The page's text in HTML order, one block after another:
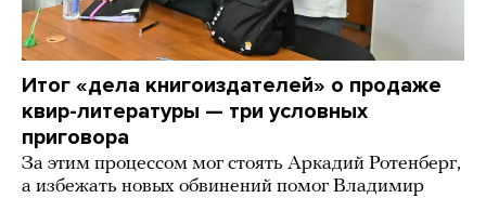
Итог «дела книгоиздателей» о продаже
квир-литературы — три условных
приговора
За этим процессом мог стоять Аркадий Ротенберг,
а избежать новых обвинений помог Владимир